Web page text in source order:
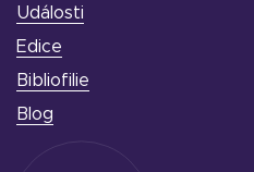
Události
Edice
Bibliofilie
Blog